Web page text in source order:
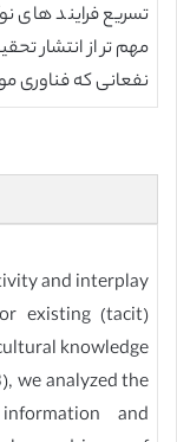
تسریع فرایند های
مهم تر از انتشار
نفعانی که فناوری
and interplay
existing (tacit)
knowledge
we analyzed the
and